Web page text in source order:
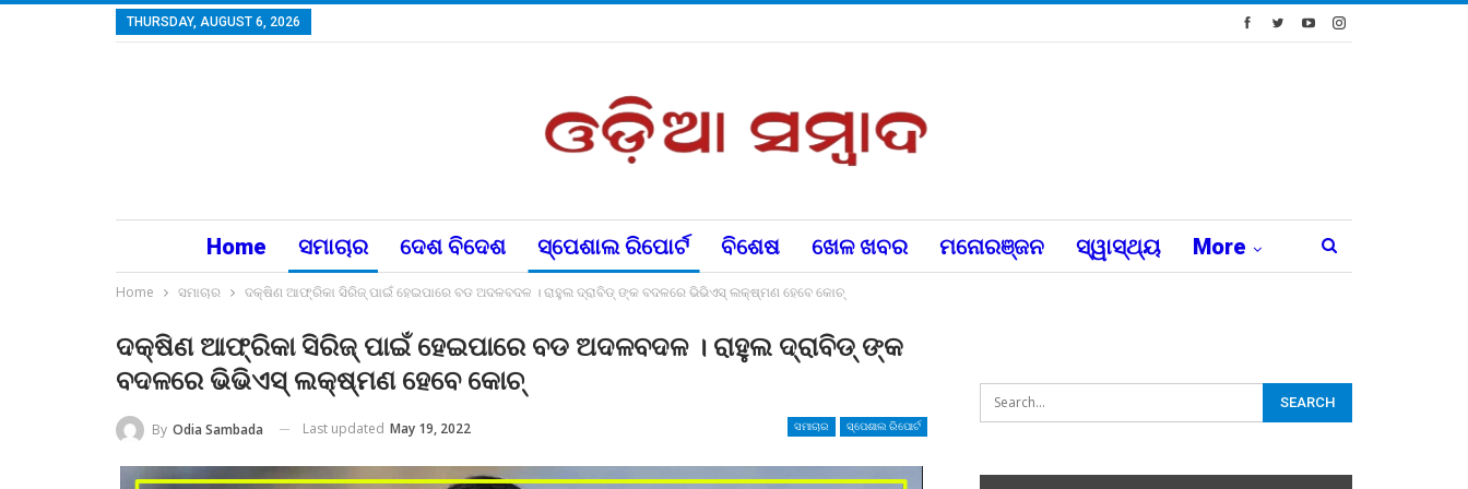
THURSDAY, AUGUST 6, 2026
Home ସମାଚାର ଦେଶ ବିଦେଶ ସ୍ପେଶାଲ ରିପୋର୍ଟ ବିଶେଷ ଖେଳ ଖବର ମନୋରଞ୍ଜନ ସ୍ୱାସ୍ଥ୍ୟ More
Home ସମାଚାର ଦକ୍ଷିଣ ଆଫ୍ରିକା ସିରିଜ୍ ପାଇଁ ହେଇପାରେ ବଡ ଅଦଳବଦଳ । ରାହୁଲ ଦ୍ରାବିଡ୍ ଙ୍କ ବଦଳରେ ଭିଭିଏସ୍ ଲକ୍ଷ୍ମଣ ହେବେ କୋଚ୍
ଦକ୍ଷିଣ ଆଫ୍ରିକା ସିରିଜ୍ ପାଇଁ ହେଇପାରେ ବଡ ଅଦଳବଦଳ । ରାହୁଲ ଦ୍ରାବିଡ୍ ଙ୍କ
ବଦଳରେ ଭିଭିଏସ୍ ଲକ୍ଷ୍ମଣ ହେବେ କୋଚ୍
ସମାଚାର ସ୍ପେଶାଲ ରିପୋର୍ଟ
By Odia Sambada Last updated May 19, 2022